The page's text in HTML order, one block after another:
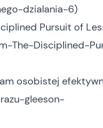
dzialania-6)
Pursuit of
The-Disciplined-
osobistej
gleeson-